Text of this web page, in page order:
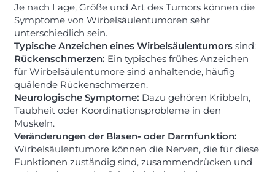
Je nach Lage, Größe und Art des Tumors können die
Symptome von Wirbelsäulentumoren sehr
unterschiedlich sein.
Typische Anzeichen eines Wirbelsäulentumorssind:
Rückenschmerzen: Ein typisches frühes Anzeichen
für Wirbelsäulentumore sind anhaltende, häufig
quälende Rückenschmerzen.
Neurologische Symptome: Dazu gehören Kribbeln,
Taubheit oder Koordinationsprobleme in den
Muskeln.
Veränderungen der Blasen- oder Darmfunktion:
Wirbelsäulentumore können die Nerven, die für diese
Funktionen zuständig sind, zusammendrücken und